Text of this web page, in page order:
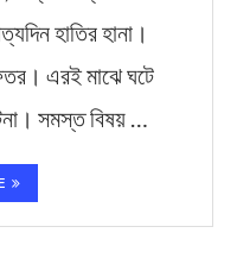
হাতির হানা।
এরই মাঝে ঘটে
সমস্ত বিষয় …